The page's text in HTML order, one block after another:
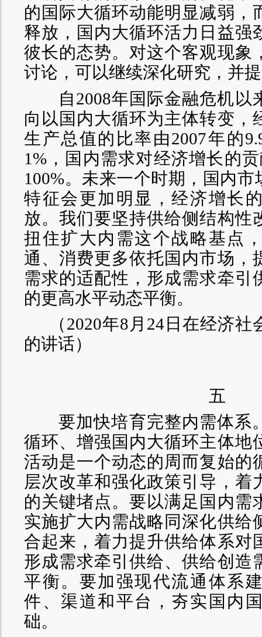
的国际大循环动能明显减弱，
释放，国内大循环活力日益强
彼长的态势。对这个客观现象
讨论，可以继续深化研究，并
自2008年国际金融危机以
向以国内大循环为主体转变，
生产总值的比率由2007年的
1%，国内需求对经济增长的
100%。未来一个时期，国内
特征会更加明显，经济增长
放。我们要坚持供给侧结构性
扭住扩大内需这个战略基点
通、消费更多依托国内市场，
需求的适配性，形成需求牵引
的更高水平动态平衡。
（2020年8月24日在经济社
的讲话）
五
要加快培育完整内需体系
循环、增强国内大循环主体地
活动是一个动态的周而复始的
层次改革和强化政策引导，着
的关键堵点。要以满足国内需
实施扩大内需战略同深化供给
合起来，着力提升供给体系对
形成需求牵引供给、供给创造
平衡。要加强现代流通体系
件、渠道和平台，夯实国内
础。